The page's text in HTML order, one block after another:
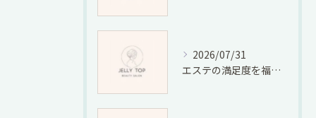
2026/07/31
エステの満足度を福岡県福岡市宮若市で徹底比較しコスパと口コミから選ぶ方法